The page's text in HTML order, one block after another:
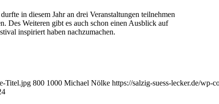
in diesem Jahr an drei Veranstaltungen teilnehmen
Des Weiteren gibt es auch schon einen Ausblick auf
inspiriert haben nachzumachen.
Titel.jpg 800 1000 Michael Nölke https://salzig-suess-lecker.de/wp-